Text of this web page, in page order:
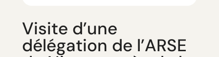
Visite d’une
délégation de l’ARSE